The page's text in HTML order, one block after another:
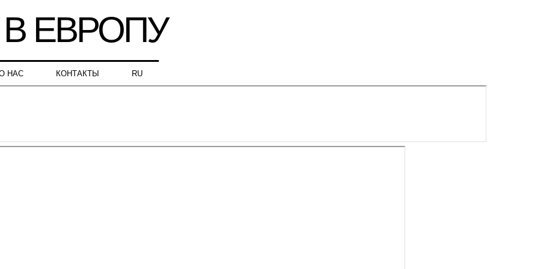
НАС КОНТАКТЫ RU